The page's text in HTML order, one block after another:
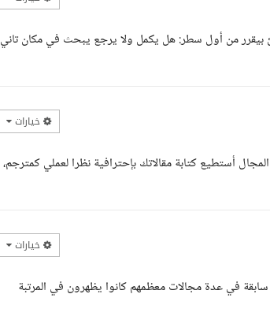
بيقرر من أول سطر: هل يكمل ولا يرجع يبحث في مكان تاني
خيارات
أستطيع كتابة مقالاتك بإحترافية نظرا لعملي كمترجم،
خيارات
سابقة في عدة مجالات معظمهم كانوا يظهرون في المرتبة